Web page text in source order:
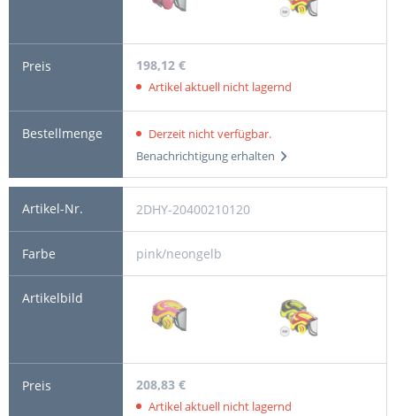
198,12 €
Artikel aktuell nicht lagernd
Derzeit nicht verfügbar.
Benachrichtigung erhalten
2DHY-20400210120
pink/neongelb
208,83 €
Artikel aktuell nicht lagernd